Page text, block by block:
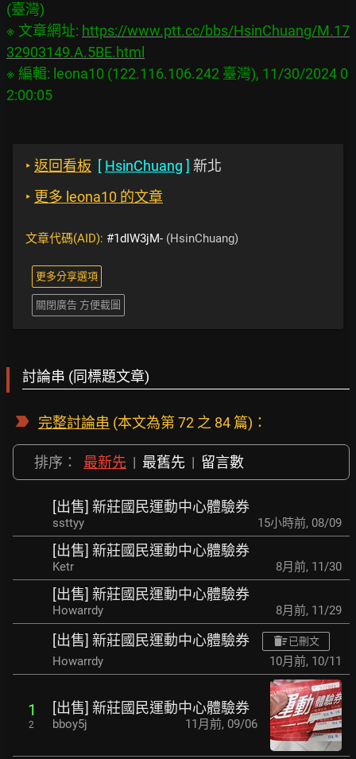
(臺灣)
※ 文章網址: https://www.ptt.cc/bbs/HsinChuang/M.17
32903149.A.5BE.html
※ 編輯: leona10 (122.116.106.242 臺灣), 11/30/2024 0
‣ 返回看板 [ HsinChuang ] 新北
‣ 更多 leona10 的文章
文章代碼(AID): #1dIW3jM- (HsinChuang)
更多分享選項
關閉廣告 方便截圖
討論串 (同標題文章)
完整討論串 (本文為第 72 之 84 篇)：
排序： 最新先 | 最舊先 | 留言數
[出售] 新莊國民運動中心體驗券
ssttyy 15小時前, 08/09
[出售] 新莊國民運動中心體驗券
Ketr 8月前, 11/30
[出售] 新莊國民運動中心體驗券
Howarrdy 8月前, 11/29
[出售] 新莊國民運動中心體驗券 已刪文
Howarrdy 10月前, 10/11
1
2
[出售] 新莊國民運動中心體驗券
bboy5j 11月前, 09/06